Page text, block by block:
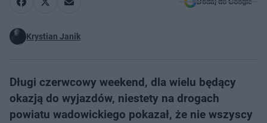
Dodaj do Google
Krystian Janik
Długi czerwcowy weekend, dla wielu będący
okazją do wyjazdów, niestety na drogach
powiatu wadowickiego pokazał, że nie wszyscy